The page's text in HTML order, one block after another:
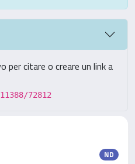
citare o creare un link a
72812
ND